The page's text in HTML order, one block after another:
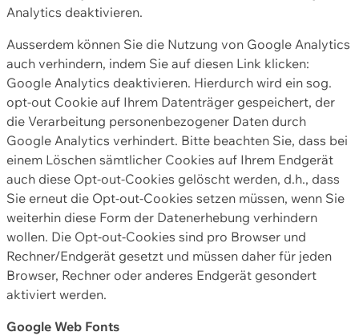
Analytics deaktivieren.
Ausserdem können Sie die Nutzung von Google Analytics
auch verhindern, indem Sie auf diesen Link klicken:
Google Analytics deaktivieren. Hierdurch wird ein sog.
opt-out Cookie auf Ihrem Datenträger gespeichert, der
die Verarbeitung personenbezogener Daten durch
Google Analytics verhindert. Bitte beachten Sie, dass bei
einem Löschen sämtlicher Cookies auf Ihrem Endgerät
auch diese Opt-out-Cookies gelöscht werden, d.h., dass
Sie erneut die Opt-out-Cookies setzen müssen, wenn Sie
weiterhin diese Form der Datenerhebung verhindern
wollen. Die Opt-out-Cookies sind pro Browser und
Rechner/Endgerät gesetzt und müssen daher für jeden
Browser, Rechner oder anderes Endgerät gesondert
aktiviert werden.
Google Web Fonts